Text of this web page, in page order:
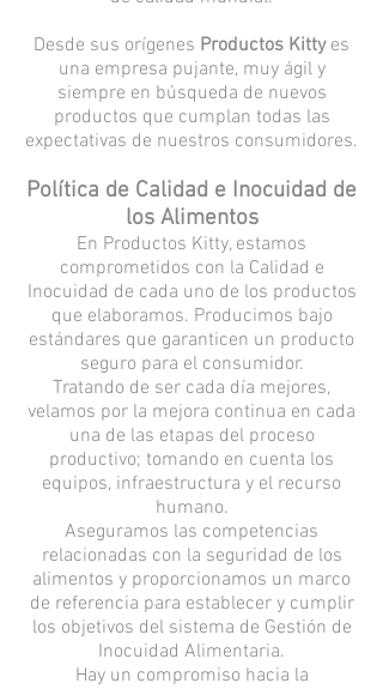
Desde sus orígenes Productos Kittyes
una empresa pujante, muy ágil y
siempre en búsqueda de nuevos
productos que cumplan todas las
expectativas de nuestros consumidores.
Política de Calidad e Inocuidad de
los Alimentos
En Productos Kitty, estamos
comprometidos con la Calidad e
Inocuidad de cada uno de los productos
que elaboramos. Producimos bajo
estándares que garanticen un producto
seguro para el consumidor.
Tratando de ser cada día mejores,
velamos por la mejora continua en cada
una de las etapas del proceso
productivo; tomando en cuenta los
equipos, infraestructura y el recurso
humano.
Aseguramos las competencias
relacionadas con la seguridad de los
alimentos y proporcionamos un marco
de referencia para establecer y cumplir
los objetivos del sistema de Gestión de
Inocuidad Alimentaria.
Hay un compromiso hacia la